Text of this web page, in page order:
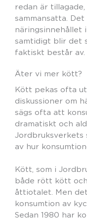
redan är
sammansatta.
näringsinnehållet
samtidigt blir det
faktiskt består av.
Äter vi mer kött?
Kött pekas ofta
diskussioner om
sägs ofta att
dramatiskt och
Jordbruksverkets
av hur
Kött, som i
både rött kött
åttiotalet. Men
konsumtion av
Sedan 1980 har